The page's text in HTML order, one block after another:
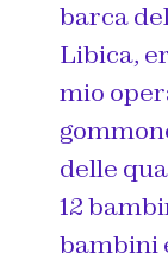
barca
Libica,
mio
delle
12
bambini